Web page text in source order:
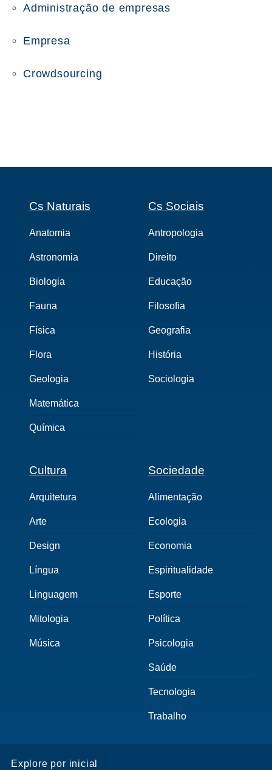
Administração de empresas
Empresa
Crowdsourcing
Cs Naturais
Anatomia
Astronomia
Biologia
Fauna
Física
Flora
Geologia
Matemática
Química
Cs Sociais
Antropologia
Direito
Educação
Filosofia
Geografia
História
Sociologia
Cultura
Arquitetura
Arte
Design
Língua
Linguagem
Mitologia
Música
Sociedade
Alimentação
Ecologia
Economia
Espiritualidade
Esporte
Política
Psicologia
Saúde
Tecnologia
Trabalho
Explore por inicial